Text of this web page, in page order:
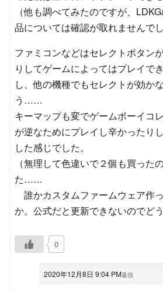
（他も調べてみたのですが、
品については確認が取れませんでし
ファミコンなどはセレクトボタン
りしてゲームによってはプレイで
し、他の機種でもセレクトが効か
う……
キーマップも変でゲームボーイコ
が逆なためにプレイし辛かったり
した感じでした。
（無理して色違いで２個も買った
た……
誰かカスタムファームウェア作
か。公式だと更新できないのでど
0
2020年12月8日 9:04 PM返信